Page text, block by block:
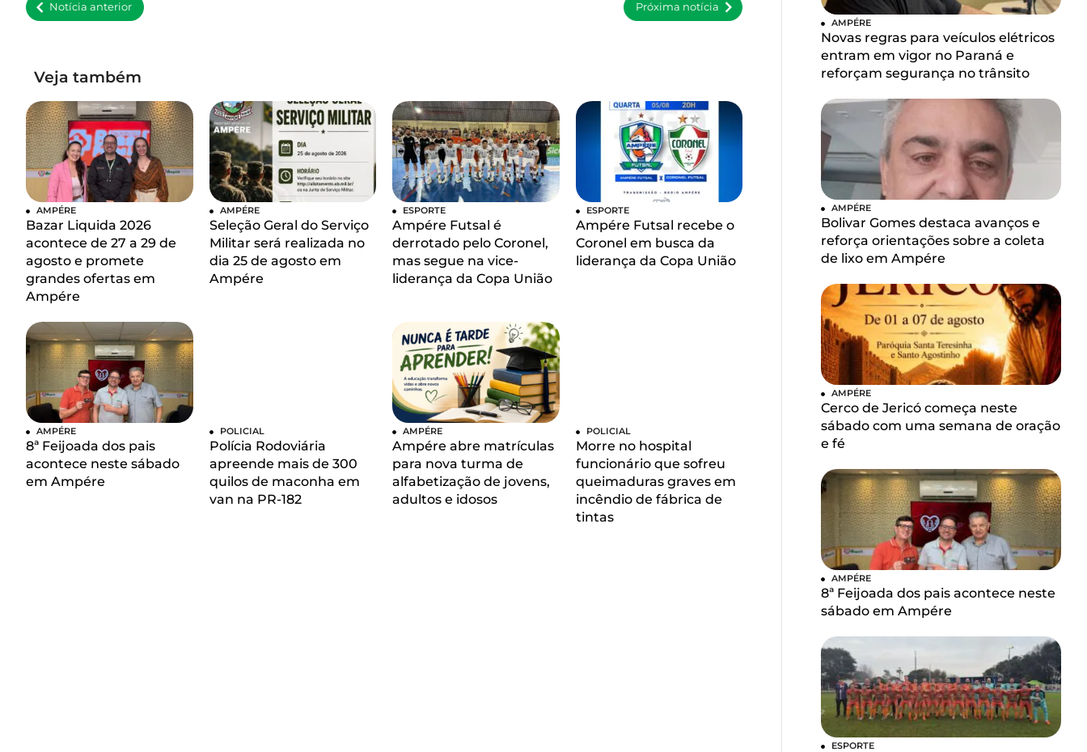
Notícia anterior Próxima notícia
Veja também
AMPÉRE
Bazar Liquida 2026
acontece de 27 a 29 de
agosto e promete
grandes ofertas em
Ampére
AMPÉRE
Seleção Geral do Serviço
Militar será realizada no
dia 25 de agosto em
Ampére
ESPORTE
Ampére Futsal é
derrotado pelo Coronel,
mas segue na vice-
liderança da Copa União
ESPORTE
Ampére Futsal recebe o
Coronel em busca da
liderança da Copa União
AMPÉRE
8ª Feijoada dos pais
acontece neste sábado
em Ampére
POLICIAL
Polícia Rodoviária
apreende mais de 300
quilos de maconha em
van na PR-182
AMPÉRE
Ampére abre matrículas
para nova turma de
alfabetização de jovens,
adultos e idosos
POLICIAL
Morre no hospital
funcionário que sofreu
queimaduras graves em
incêndio de fábrica de
tintas
AMPÉRE
Novas regras para veículos elétricos
entram em vigor no Paraná e
reforçam segurança no trânsito
AMPÉRE
Bolivar Gomes destaca avanços e
reforça orientações sobre a coleta
de lixo em Ampére
AMPÉRE
Cerco de Jericó começa neste
sábado com uma semana de oração
e fé
AMPÉRE
8ª Feijoada dos pais acontece neste
sábado em Ampére
ESPORTE